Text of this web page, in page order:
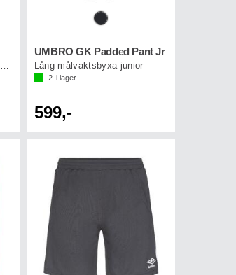
UMBRO GK Padded Pant Jr
Lång målvaktsbyxa junior
2 i lager
599,-